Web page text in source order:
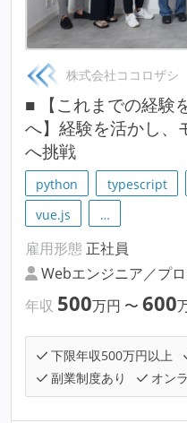
株式会社ココロザシ
■ 【これまでの経験
へ】経験を活かし、
へ挑戦
python typescript
vue.js
…
雇用形態 正社員
Webエンジニア／プ
年収 500万円 〜 600
下限年収500万円以上
副業制度あり
オン